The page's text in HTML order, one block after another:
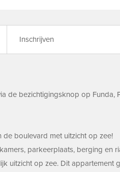
Inschrijven
de bezichtigingsknop op
boulevard met uitzicht op zee!
parkeerplaats, berging
uitzicht op zee. Dit appartement